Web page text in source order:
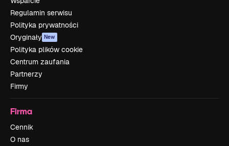
Regulamin serwisu
Polityka prywatności
Oryginały New
Polityka plików cookie
Centrum zaufania
Partnerzy
Firmy
Firma
Cennik
O nas